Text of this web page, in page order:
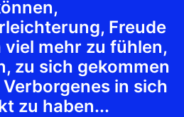
Freude
mehr zu fühlen,
zu sich gekommen
in sich
zu haben...